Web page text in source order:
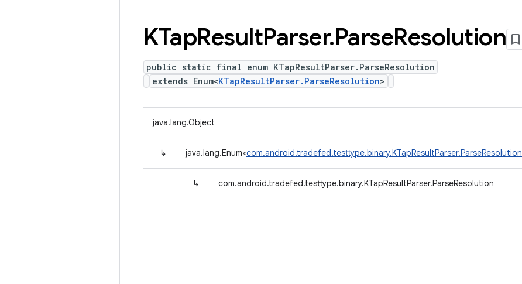
KTapResultParser.ParseResolution
public static final enum KTapResultParser.ParseResolution
extends Enum<KTapResultParser.ParseResolution>
java.lang.Object
↳ java.lang.Enum<com.android.tradefed.testtype.binary.KTapResultParser.ParseResolution
↳ com.android.tradefed.testtype.binary.KTapResultParser.ParseResolution